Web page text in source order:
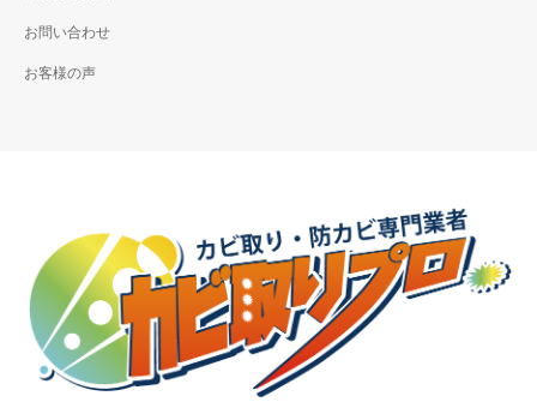
お問い合わせ
お客様の声